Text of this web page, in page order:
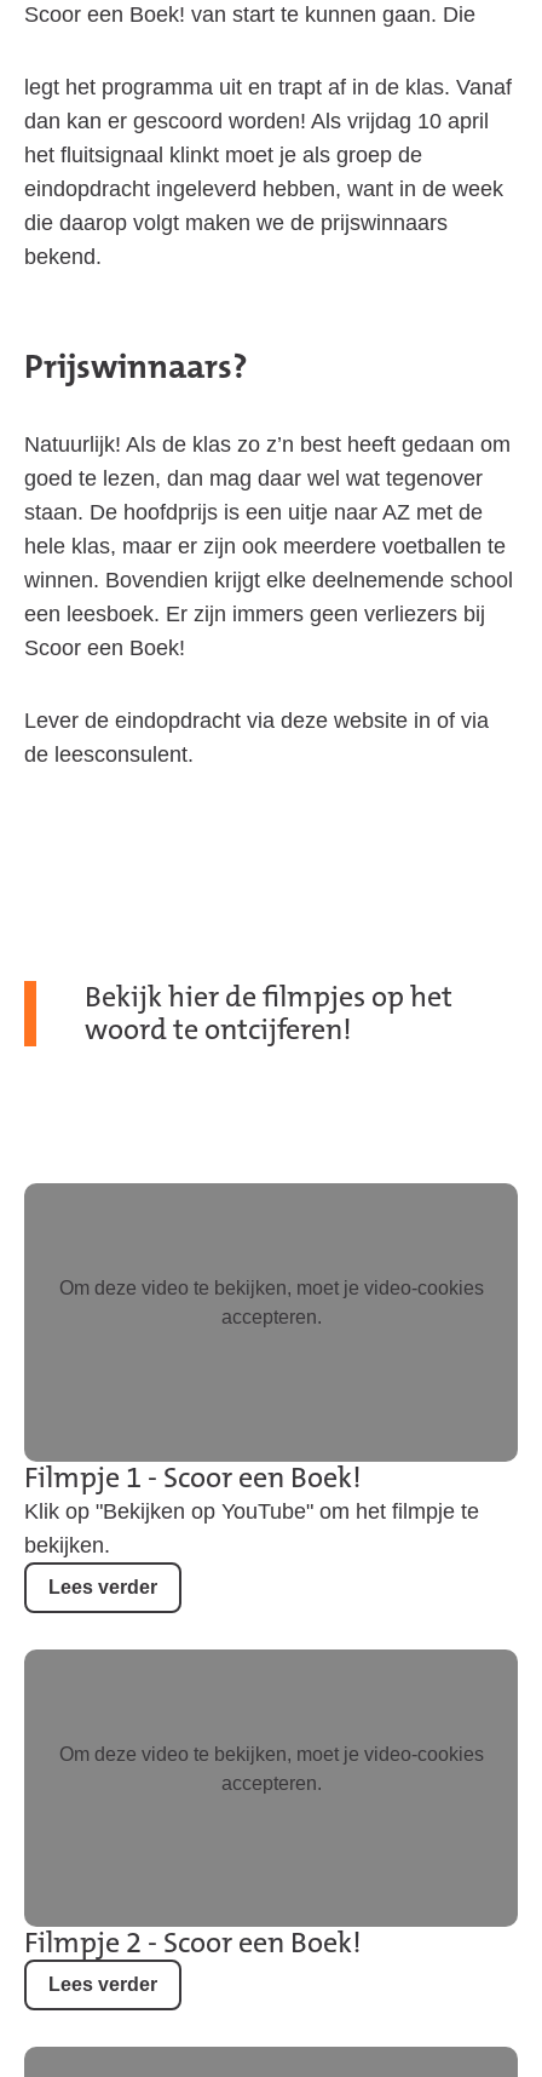
Scoor een Boek! van start te kunnen gaan. Die
legt het programma uit en trapt af in de klas. Vanaf
dan kan er gescoord worden! Als vrijdag 10 april
het fluitsignaal klinkt moet je als groep de
eindopdracht ingeleverd hebben, want in de week
die daarop volgt maken we de prijswinnaars
bekend.
Prijswinnaars?
Natuurlijk! Als de klas zo z’n best heeft gedaan om
goed te lezen, dan mag daar wel wat tegenover
staan. De hoofdprijs is een uitje naar AZ met de
hele klas, maar er zijn ook meerdere voetballen te
winnen. Bovendien krijgt elke deelnemende school
een leesboek. Er zijn immers geen verliezers bij
Scoor een Boek!
Lever de eindopdracht via deze website in of via
de leesconsulent.
Bekijk hier de filmpjes op het
woord te ontcijferen!
Lees verder
Filmpje 1 - Scoor een Boek!
Klik op "Bekijken op YouTube" om het filmpje te
bekijken.
Om deze video te bekijken, moet je video-cookies
accepteren.
Lees verder
Filmpje 2 - Scoor een Boek!
Om deze video te bekijken, moet je video-cookies
accepteren.